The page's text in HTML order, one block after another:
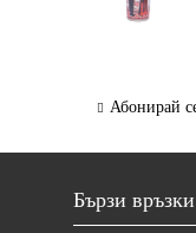
Абонирай
Бързи